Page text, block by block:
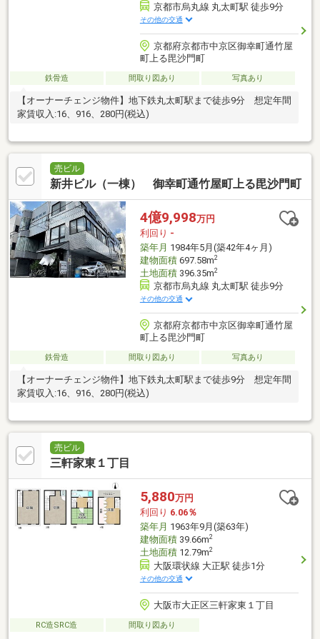
京都市烏丸線 丸太町駅 徒歩9分
その他の交通
京都府京都市中京区御幸町通竹屋
町上る毘沙門町
鉄骨造 間取り図あり 写真あり
【オーナーチェンジ物件】地下鉄丸太町駅まで徒歩9分 想定年間
家賃収入:16、916、280円(税込)
売ビル
新井ビル（一棟） 御幸町通竹屋町上る毘沙門町
4億9,998万円
利回り -
築年月 1984年5月(築42年4ヶ月)
建物面積697.58m2
土地面積396.35m2
京都市烏丸線 丸太町駅 徒歩9分
その他の交通
京都府京都市中京区御幸町通竹屋
町上る毘沙門町
鉄骨造 間取り図あり 写真あり
【オーナーチェンジ物件】地下鉄丸太町駅まで徒歩9分 想定年間
家賃収入:16、916、280円(税込)
売ビル
三軒家東１丁目
5,880万円
利回り 6.06％
築年月 1963年9月(築63年)
建物面積39.66m2
土地面積12.79m2
大阪環状線 大正駅 徒歩1分
その他の交通
大阪市大正区三軒家東１丁目
RC造SRC造 間取り図あり